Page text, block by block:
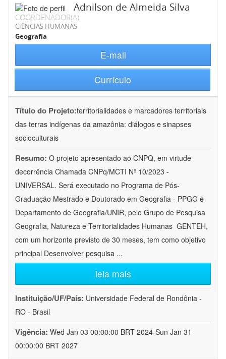
Adnilson de Almeida Silva
COORDENADOR(A)
CIÊNCIAS HUMANAS
Geografia
E-mail
Currículo
Título do Projeto:territorialidades e marcadores territoriais
das terras indígenas da amazônia: diálogos e sinapses
socioculturais
Resumo: O projeto apresentado ao CNPQ, em virtude
decorrência Chamada CNPq/MCTI Nº 10/2023 -
UNIVERSAL. Será executado no Programa de Pós-
Graduação Mestrado e Doutorado em Geografia - PPGG e
Departamento de Geografia/UNIR, pelo Grupo de Pesquisa
Geografia, Natureza e Territorialidades Humanas  GENTEH,
com um horizonte previsto de 30 meses, tem como objetivo
principal Desenvolver pesquisa ...
leia mais
Instituição/UF/País: Universidade Federal de Rondônia -
RO - Brasil
Vigência: Wed Jan 03 00:00:00 BRT 2024-Sun Jan 31
00:00:00 BRT 2027